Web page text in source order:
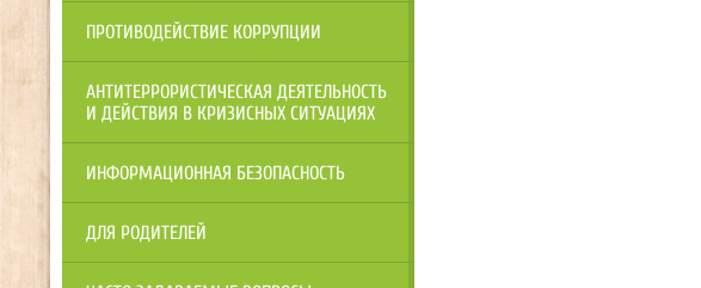
ПРОТИВОДЕЙСТВИЕ КОРРУПЦИИ
АНТИТЕРРОРИСТИЧЕСКАЯ ДЕЯТЕЛЬНОСТЬ
И ДЕЙСТВИЯ В КРИЗИСНЫХ СИТУАЦИЯХ
ИНФОРМАЦИОННАЯ БЕЗОПАСНОСТЬ
ДЛЯ РОДИТЕЛЕЙ